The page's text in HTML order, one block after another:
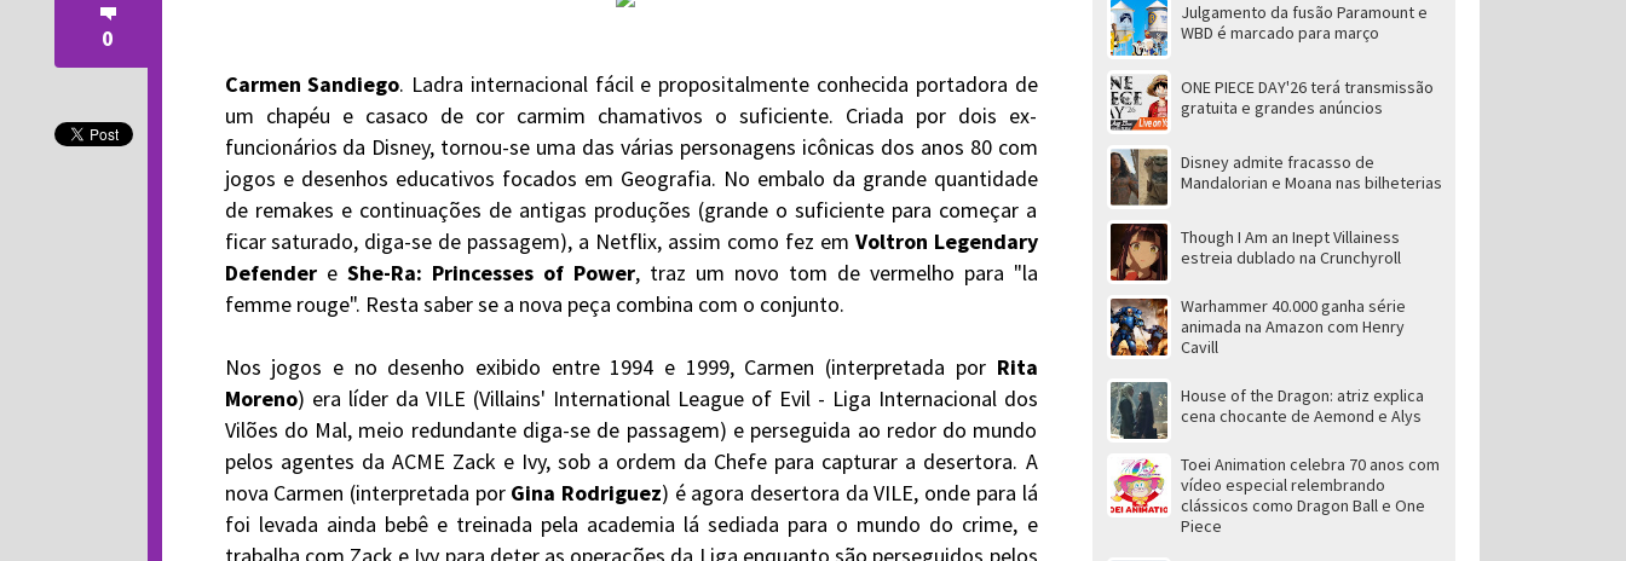
Carmen Sandiego. Ladra internacional fácil e propositalmente conhecida portadora de
um chapéu e casaco de cor carmim chamativos o suficiente. Criada por dois ex-
funcionários da Disney, tornou-se uma das várias personagens icônicas dos anos 80 com
jogos e desenhos educativos focados em Geografia. No embalo da grande quantidade
de remakes e continuações de antigas produções (grande o suficiente para começar a
ficar saturado, diga-se de passagem), a Netflix, assim como fez em Voltron Legendary
Defendere She-Ra: Princesses of Power, traz um novo tom de vermelho para "la
femme rouge". Resta saber se a nova peça combina com o conjunto.
Nos jogos e no desenho exibido entre 1994 e 1999, Carmen (interpretada por Rita
Moreno) era líder da VILE (Villains' International League of Evil - Liga Internacional dos
Vilões do Mal, meio redundante diga-se de passagem) e perseguida ao redor do mundo
pelos agentes da ACME Zack e Ivy, sob a ordem da Chefe para capturar a desertora. A
nova Carmen (interpretada por Gina Rodriguez) é agora desertora da VILE, onde para lá
foi levada ainda bebê e treinada pela academia lá sediada para o mundo do crime, e
0
Julgamento da fusão Paramount e
WBD é marcado para março
ONE PIECE DAY'26 terá transmissão
gratuita e grandes anúncios
Disney admite fracasso de
Mandalorian e Moana nas bilheterias
Though I Am an Inept Villainess
estreia dublado na Crunchyroll
Warhammer 40.000 ganha série
animada na Amazon com Henry
Cavill
House of the Dragon: atriz explica
cena chocante de Aemond e Alys
Toei Animation celebra 70 anos com
vídeo especial relembrando
clássicos como Dragon Ball e One
Piece